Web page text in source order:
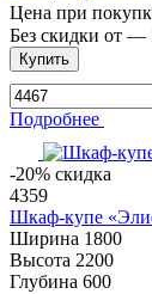
Цена при
Без скидки от —
Купить
Подробнее
-20% скидка
4359
Шкаф-купе
Ширина 1800
Высота 2200
Глубина 600